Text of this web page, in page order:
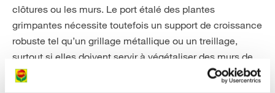
clôtures ou les murs. Le port étalé des plantes
grimpantes nécessite toutefois un support de croissance
robuste tel qu’un grillage métallique ou un treillage,
surtout si elles doivent servir à végétaliser des murs de
maison.